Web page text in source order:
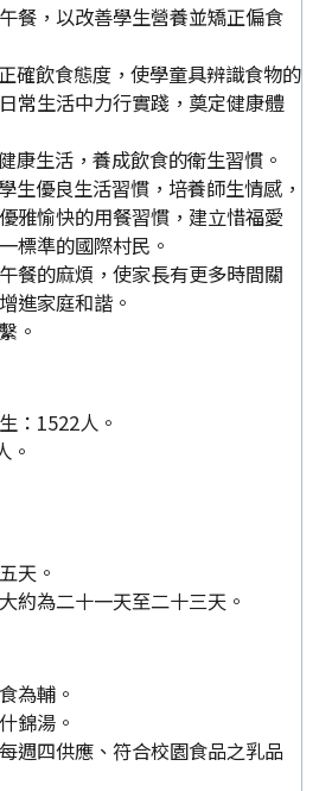
餐，以改善學生營養並矯正偏食
確飲食態度，使學童具辨識食物的
常生活中力行實踐，奠定健康體
康生活，養成飲食的衛生習慣。
生優良生活習慣，培養師生情感，
雅愉快的用餐習慣，建立惜福愛
標準的國際村民。
餐的麻煩，使家長有更多時間關
進家庭和諧。
。
：1522人。
。
天。
約為二十一天至二十三天。
為輔。
錦湯。
週四供應、符合校園食品之乳品